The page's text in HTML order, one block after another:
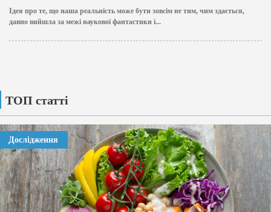
Ідея про те, що наша реальність може бути зовсім не тим, чим здається,
давно вийшла за межі наукової фантастики і...
ТОП статті
Дослідження